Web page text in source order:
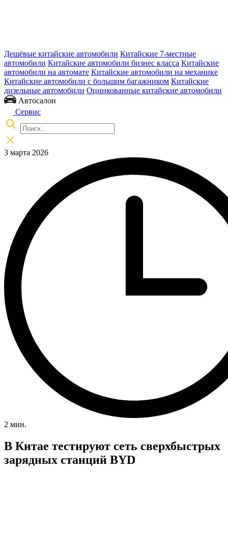
Дешёвые китайские автомобили Китайские 7-местные
автомобили Китайские автомобили бизнес класса Китайские
автомобили на автомате Китайские автомобили на механике
Китайские автомобили с большим багажником Китайские
дизельные автомобили Оцинкованные китайские автомобили
Автосалон
Сервис
3 марта 2026
2 мин.
В Китае тестируют сеть сверхбыстрых
зарядных станций BYD